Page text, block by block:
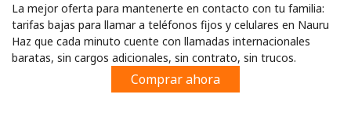
Regístrate con
La mejor oferta para mantenerte en contacto con tu familia:
tarifas bajas para llamar a teléfonos fijos y celulares en Nauru
Haz que cada minuto cuente con llamadas internacionales
baratas, sin cargos adicionales, sin contrato, sin trucos.
Comprar ahora